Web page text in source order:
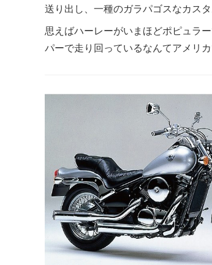
送り出し、一種のガラパゴスなカス
思えばハーレーがいまほどポピュラ
パーで走り回っているなんてアメリ